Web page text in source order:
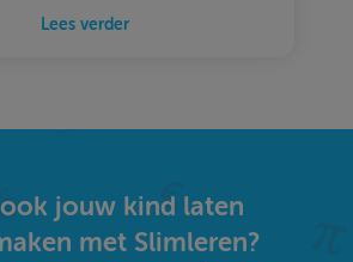
Lees verder
jouw kind laten
met Slimleren?